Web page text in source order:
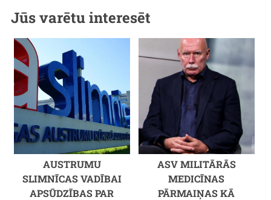
Jūs varētu interesēt
AUSTRUMU
SLIMNĪCAS VADĪBAI
APSŪDZĪBAS PAR
ASV MILITĀRĀS
MEDICĪNAS
PĀRMAIŅAS KĀ